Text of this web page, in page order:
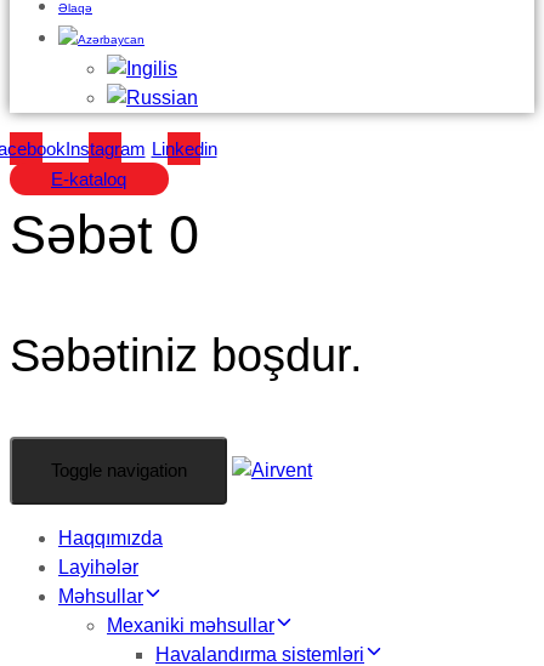
Əlaqə
Instagram Linkedin
E-kataloq
Səbət 0
Səbətiniz boşdur.
Toggle navigation
Haqqımızda
Layihələr
Məhsullar
Mexaniki məhsullar
Havalandırma sistemləri